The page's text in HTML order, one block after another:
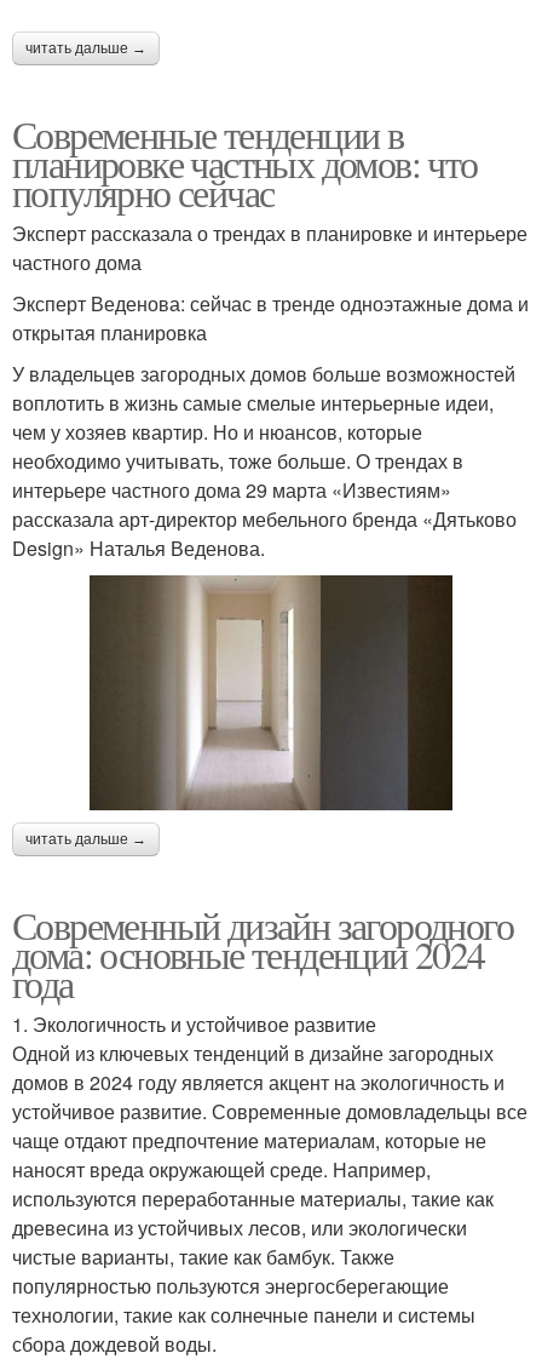
читать дальше →
Современные тенденции в
планировке частных домов: что
популярно сейчас
Эксперт рассказала о трендах в планировке и интерьере
частного дома
Эксперт Веденова: сейчас в тренде одноэтажные дома и
открытая планировка
У владельцев загородных домов больше возможностей
воплотить в жизнь самые смелые интерьерные идеи,
чем у хозяев квартир. Но и нюансов, которые
необходимо учитывать, тоже больше. О трендах в
интерьере частного дома 29 марта «Известиям»
рассказала арт-директор мебельного бренда «Дятьково
Design» Наталья Веденова.
читать дальше →
Современный дизайн загородного
дома: основные тенденции 2024
года
1. Экологичность и устойчивое развитие
Одной из ключевых тенденций в дизайне загородных
домов в 2024 году является акцент на экологичность и
устойчивое развитие. Современные домовладельцы все
чаще отдают предпочтение материалам, которые не
наносят вреда окружающей среде. Например,
используются переработанные материалы, такие как
древесина из устойчивых лесов, или экологически
чистые варианты, такие как бамбук. Также
популярностью пользуются энергосберегающие
технологии, такие как солнечные панели и системы
сбора дождевой воды.